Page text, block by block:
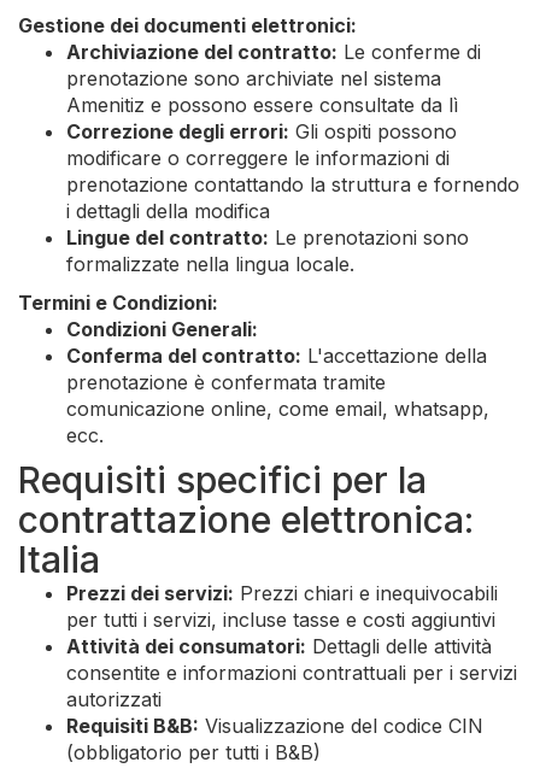
Gestione dei documenti elettronici:
Archiviazione del contratto: Le conferme di
prenotazione sono archiviate nel sistema
Amenitiz e possono essere consultate da lì
Correzione degli errori: Gli ospiti possono
modificare o correggere le informazioni di
prenotazione contattando la struttura e fornendo
i dettagli della modifica
Lingue del contratto: Le prenotazioni sono
formalizzate nella lingua locale.
Termini e Condizioni:
Condizioni Generali:
Conferma del contratto: L'accettazione della
prenotazione è confermata tramite
comunicazione online, come email, whatsapp,
ecc.
Requisiti specifici per la
contrattazione elettronica:
Italia
Prezzi dei servizi: Prezzi chiari e inequivocabili
per tutti i servizi, incluse tasse e costi aggiuntivi
Attività dei consumatori: Dettagli delle attività
consentite e informazioni contrattuali per i servizi
autorizzati
Requisiti B&B: Visualizzazione del codice CIN
(obbligatorio per tutti i B&B)